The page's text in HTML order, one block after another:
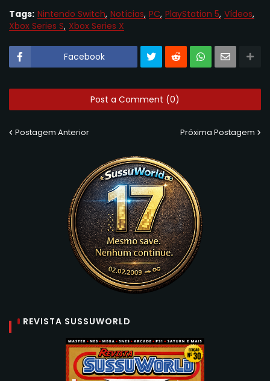
Tags: Nintendo Switch Notícias PC PlayStation 5 Vídeos
Xbox Series S Xbox Series X
Facebook
Post a Comment (0)
Postagem Anterior Próxima Postagem
REVISTA SUSSUWORLD